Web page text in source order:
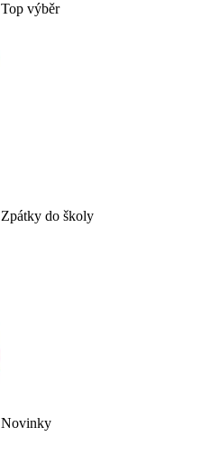
Top výběr
Zpátky do školy
Novinky